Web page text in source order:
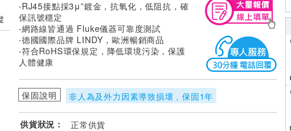
‧RJ45接點採3μ”鍍金，抗氧化，低阻抗，確
保訊號穩定
‧網路線皆通過 Fluke儀器可靠度測試
‧德國國際品牌 LINDY，歐洲暢銷商品
‧符合RoHS環保規定，降低環境污染，保護
人體健康
保固說明 非人為及外力因素導致損壞 , 保固1年
供貨狀況： 正常供貨